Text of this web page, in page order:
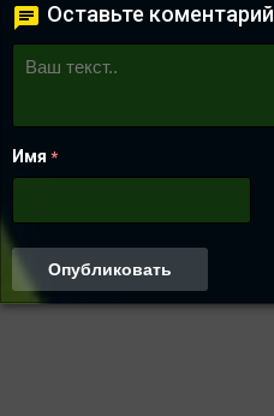
Оставьте коментарий
Имя *